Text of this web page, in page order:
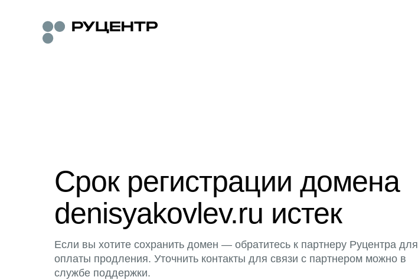
Срок регистрации домена
denisyakovlev.ru истек
Если вы хотите сохранить домен — обратитесь к партнеру Руцентра для
оплаты продления. Уточнить контакты для связи с партнером можно в
службе поддержки.